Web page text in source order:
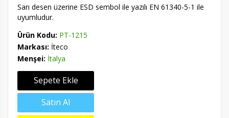
Sarı desen üzerine ESD sembol ile yazılı EN 61340-5-1 ile
uyumludur.
Ürün Kodu: PT-1215
Markası: İteco
Menşei: İtalya
Sepete Ekle
Satın Al